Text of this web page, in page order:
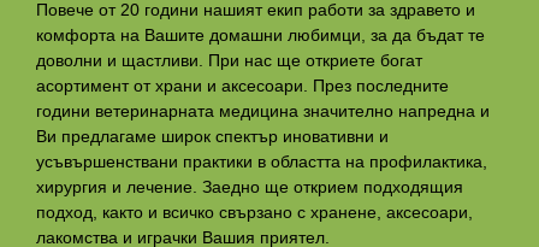
Повече от 20 години нашият екип работи за здравето и
комфорта на Вашите домашни любимци, за да бъдат те
доволни и щастливи. При нас ще откриете богат
асортимент от храни и аксесоари. През последните
години ветеринарната медицина значително напредна и
Ви предлагаме широк спектър иновативни и
усъвършенствани практики в областта на профилактикa,
хирургия и лечение. Заедно ще открием подходящия
подход, както и всичко свързано с хранене, аксесоари,
лакомства и играчки Вашия приятел.